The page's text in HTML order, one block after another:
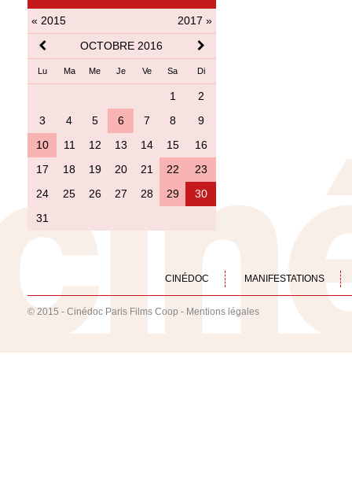
« 2015
2017 »
OCTOBRE 2016
Lu Ma Me Je Ve Sa Di
1
2
3
4 5 6 7 8
9
10
11 12 13 14 15
16
17
18 19 20 21 22
23
24
25 26 27 28 29
30
31
CINÉDOC MANIFESTATIONS
© 2015 - Cinédoc Paris Films Coop - Mentions légales